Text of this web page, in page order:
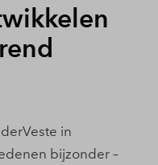
in
bijzonder –